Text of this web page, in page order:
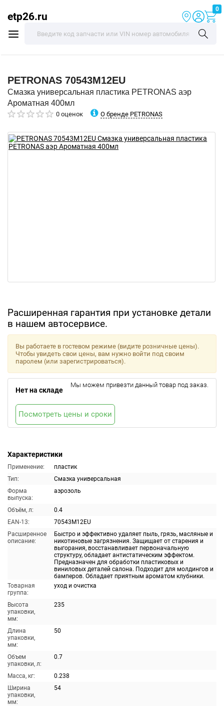
etp26.ru
0
PETRONAS 70543M12EU
Смазка универсальная пластика PETRONAS аэр
Ароматная 400мл
0 оценок О бренде PETRONAS
Расширенная гарантия при установке детали
в нашем автосервисе.
Характеристики
Применение:
пластик
Тип:
Смазка универсальная
Форма
выпуска:
аэрозоль
Объём, л:
0.4
EAN-13:
70543M12EU
Расширенное
описание:
Быстро и эффективно удаляет пыль, грязь, масляные и
никотиновые загрязнения. Защищает от старения и
выгорания, восстанавливает первоначальную
структуру, обладает антистатическим эффектом.
Предназначен для обработки пластиковых и
виниловых деталей салона. Подходит для молдингов и
бамперов. Обладает приятным ароматом клубники.
Товарная
группа:
уход и очистка
Высота
упаковки,
мм:
235
Длина
упаковки,
мм:
50
Объем
упаковки, л:
0.7
Масса, кг:
0.238
Ширина
упаковки,
мм:
54
Вы работаете в гостевом режиме (видите розничные цены).
Чтобы увидеть свои цены, вам нужно войти под своим
паролем (или зарегистрироваться).
Нет на складе
Мы можем привезти данный товар под заказ.
Посмотреть цены и сроки